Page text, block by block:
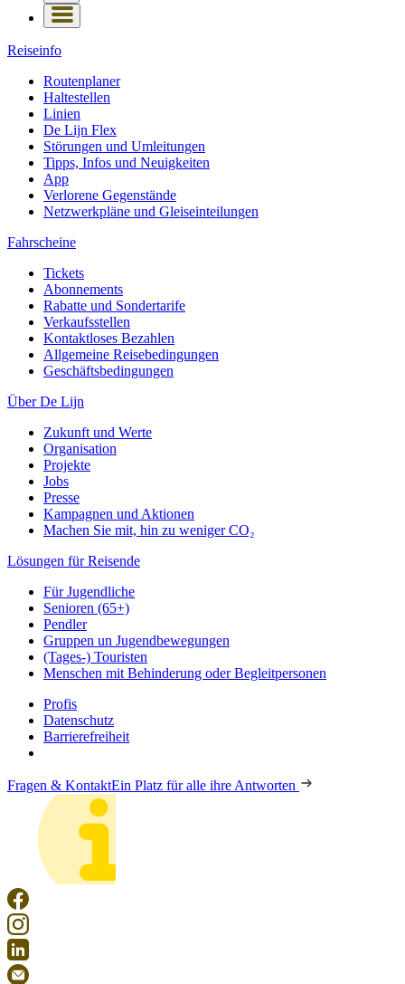
Reiseinfo
Routenplaner
Haltestellen
Linien
De Lijn Flex
Störungen und Umleitungen
Tipps, Infos und Neuigkeiten
App
Verlorene Gegenstände
Netzwerkpläne und Gleiseinteilungen
Fahrscheine
Tickets
Abonnements
Rabatte und Sondertarife
Verkaufsstellen
Kontaktloses Bezahlen
Allgemeine Reisebedingungen
Geschäftsbedingungen
Über De Lijn
Zukunft und Werte
Organisation
Projekte
Jobs
Presse
Kampagnen und Aktionen
Machen Sie mit, hin zu weniger CO₂
Lösungen für Reisende
Für Jugendliche
Senioren (65+)
Pendler
Gruppen un Jugendbewegungen
(Tages-) Touristen
Menschen mit Behinderung oder Begleitpersonen
Profis
Datenschutz
Barrierefreiheit
Fragen & KontaktEin Platz für alle ihre Antworten